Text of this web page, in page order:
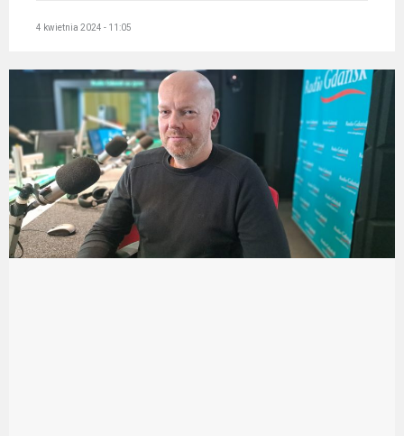
4 kwietnia 2024 - 11:05